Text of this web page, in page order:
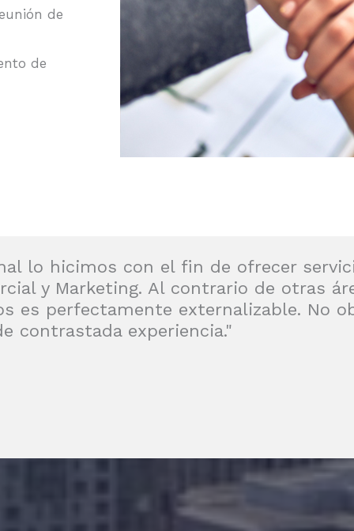
de
de
lo hicimos con el fin de ofrecer
y Marketing. Al contrario de otras
es perfectamente externalizable. No
contrastada experiencia."